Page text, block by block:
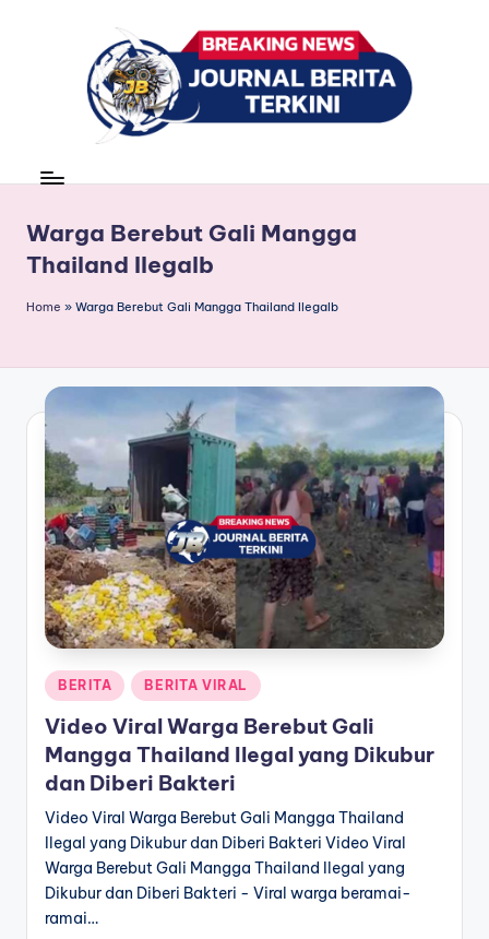
r
n
a
B
e
ri
t
a
T
e
r
k
n
news
Warga Berebut Gali Mangga
Thailand Ilegalb
Home » Warga Berebut Gali Mangga Thailand Ilegalb
Posted
in
BERITA BERITA VIRAL
Video Viral Warga Berebut Gali
Mangga Thailand Ilegal yang Dikubur
dan Diberi Bakteri
Video Viral Warga Berebut Gali Mangga Thailand
Ilegal yang Dikubur dan Diberi Bakteri Video Viral
Warga Berebut Gali Mangga Thailand Ilegal yang
Dikubur dan Diberi Bakteri - Viral warga beramai-
ramai…